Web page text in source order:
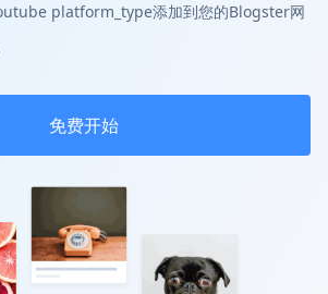
platform_type添加到您的Blogster网
免费开始